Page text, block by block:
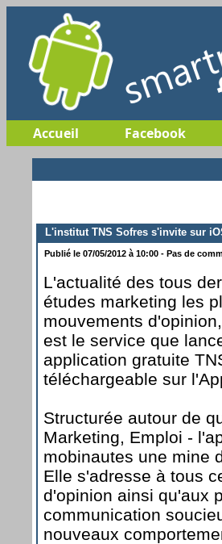
Accueil Facebook
L'institut TNS Sofres s'invite sur
Publié le 07/05/2012 à 10:00 - Pas de
L'actualité des tous
études marketing les
mouvements
est le service que
application gratuite
téléchargeable sur
Structurée autour de
Marketing, Emploi -
mobinautes une mine
Elle s'adresse à tous
d'opinion ainsi qu'aux
communication
nouveaux